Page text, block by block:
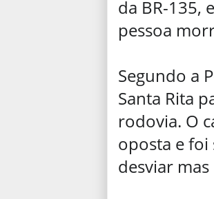
da BR-135,
pessoa
Segundo a
Santa Rita
rodovia. O
oposta e
desviar